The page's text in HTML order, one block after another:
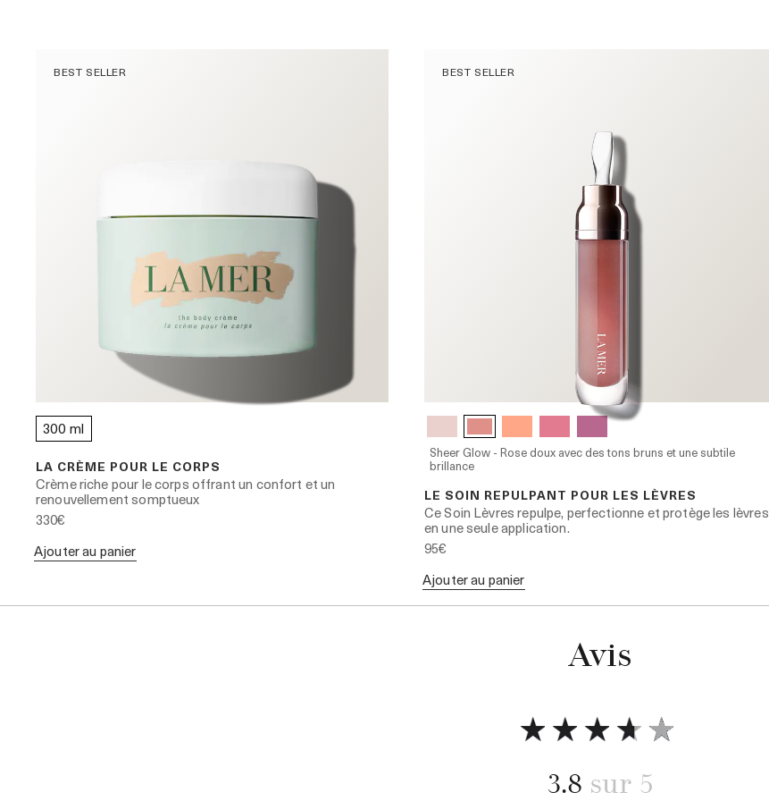
BEST SELLER
300 ml
LA CRÈME POUR LE CORPS
Crème riche pour le corps offrant un confort et un
renouvellement somptueux
330€
Ajouter au panier
BEST SELLER
Sheer Glow - Rose doux avec des tons bruns et une subtile
brillance
LE SOIN REPULPANT POUR LES LÈVRES
Ce Soin Lèvres repulpe, perfectionne et protège les lèvres
en une seule application.
95€
Ajouter au panier
Avis
3.8